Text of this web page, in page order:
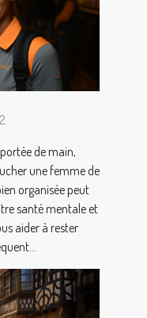
de main,
une femme de
organisée peut
santé mentale et
aider à rester